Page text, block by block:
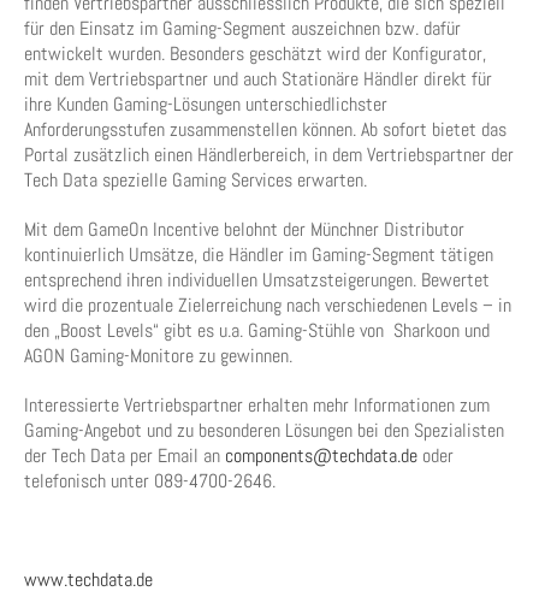
für den Einsatz im Gaming-Segment auszeichnen bzw. dafür
entwickelt wurden. Besonders geschätzt wird der Konfigurator,
mit dem Vertriebspartner und auch Stationäre Händler direkt für
ihre Kunden Gaming-Lösungen unterschiedlichster
Anforderungsstufen zusammenstellen können. Ab sofort bietet das
Portal zusätzlich einen Händlerbereich, in dem Vertriebspartner der
Tech Data spezielle Gaming Services erwarten.
Mit dem GameOn Incentive belohnt der Münchner Distributor
kontinuierlich Umsätze, die Händler im Gaming-Segment tätigen
entsprechend ihren individuellen Umsatzsteigerungen. Bewertet
wird die prozentuale Zielerreichung nach verschiedenen Levels – in
den „Boost Levels“ gibt es u.a. Gaming-Stühle von Sharkoon und
AGON Gaming-Monitore zu gewinnen.
Interessierte Vertriebspartner erhalten mehr Informationen zum
Gaming-Angebot und zu besonderen Lösungen bei den Spezialisten
der Tech Data per Email an components@techdata.de oder
telefonisch unter 089-4700-2646.
www.techdata.de